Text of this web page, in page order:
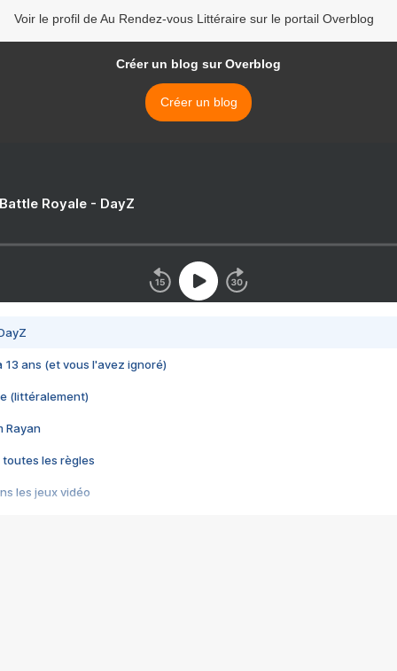
Voir le profil de Au Rendez-vous Littéraire sur le portail Overblog
Créer un blog sur Overblog
Créer un blog
Royale - DayZ
13 ans (et vous l'avez ignoré)
(littéralement)
Rayan
toutes les règles
les jeux vidéo